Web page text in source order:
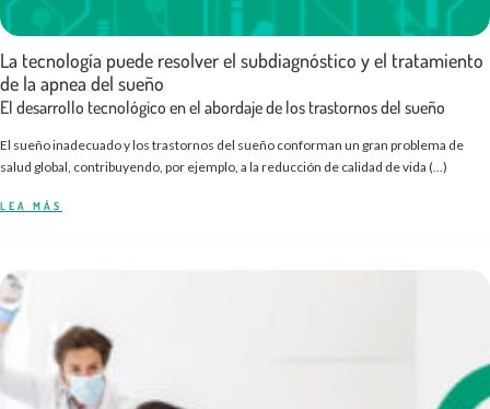
La tecnología puede resolver el subdiagnóstico y el tratamiento
de la apnea del sueño
El desarrollo tecnológico en el abordaje de los trastornos del sueño
El sueño inadecuado y los trastornos del sueño conforman un gran problema de
salud global, contribuyendo, por ejemplo, a la reducción de calidad de vida (...)
LEA MÁS